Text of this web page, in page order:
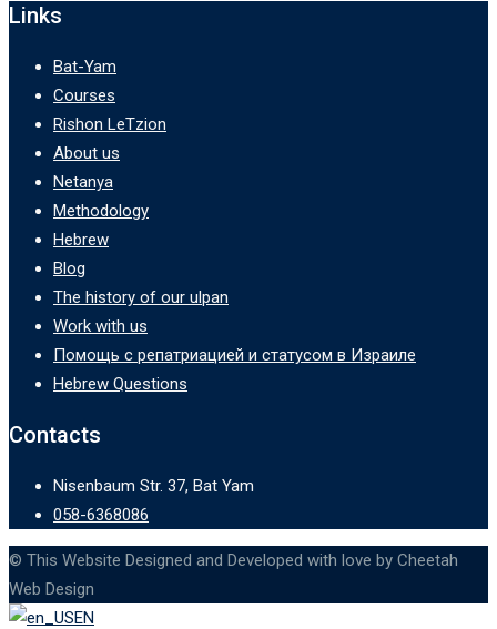
Links
Bat-Yam
Courses
Rishon LeTzion
About us
Netanya
Methodology
Hebrew
Blog
The history of our ulpan
Work with us
Помощь с репатриацией и статусом в Израиле
Hebrew Questions
Contacts
Nisenbaum Str. 37, Bat Yam
058-6368086
© This Website Designed and Developed with love by Cheetah
Web Design
EN